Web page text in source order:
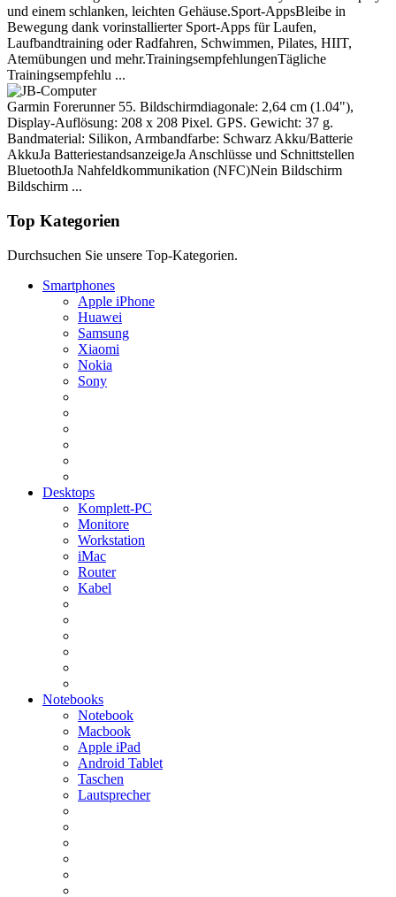
und einem schlanken, leichten Gehäuse.Sport-AppsBleibe in
Bewegung dank vorinstallierter Sport-Apps für Laufen,
Laufbandtraining oder Radfahren, Schwimmen, Pilates, HIIT,
Atemübungen und mehr.TrainingsempfehlungenTägliche
Trainingsempfehlu ...
Garmin Forerunner 55. Bildschirmdiagonale: 2,64 cm (1.04"),
Display-Auflösung: 208 x 208 Pixel. GPS. Gewicht: 37 g.
Bandmaterial: Silikon, Armbandfarbe: Schwarz Akku/Batterie
AkkuJa BatteriestandsanzeigeJa Anschlüsse und Schnittstellen
BluetoothJa Nahfeldkommunikation (NFC)Nein Bildschirm
Bildschirm ...
Top Kategorien
Durchsuchen Sie unsere Top-Kategorien.
Smartphones
Apple iPhone
Huawei
Samsung
Xiaomi
Nokia
Sony
Desktops
Komplett-PC
Monitore
Workstation
iMac
Router
Kabel
Notebooks
Notebook
Macbook
Apple iPad
Android Tablet
Taschen
Lautsprecher